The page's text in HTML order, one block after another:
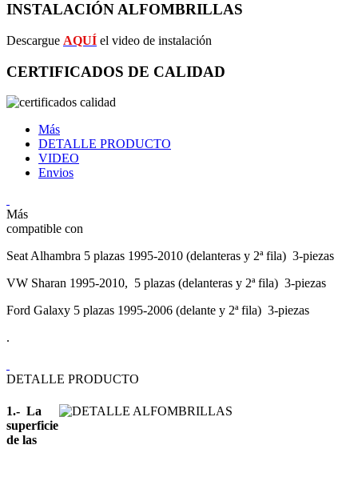
INSTALACIÓN ALFOMBRILLAS
Descargue AQUÍ el video de instalación
CERTIFICADOS DE CALIDAD
Más
DETALLE PRODUCTO
VIDEO
Envios
Más
compatible con
Seat Alhambra 5 plazas 1995-2010 (delanteras y 2ª fila) 3-piezas
VW Sharan 1995-2010, 5 plazas (delanteras y 2ª fila) 3-piezas
Ford Galaxy 5 plazas 1995-2006 (delante y 2ª fila) 3-piezas
.
DETALLE PRODUCTO
1.- La
superficie
de las